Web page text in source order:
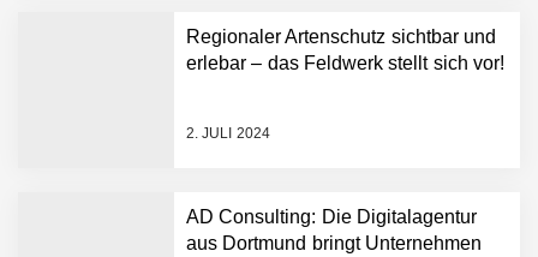
Regionaler Artenschutz sichtbar und
erlebar – das Feldwerk stellt sich vor!
2. JULI 2024
AD Consulting: Die Digitalagentur
aus Dortmund bringt Unternehmen